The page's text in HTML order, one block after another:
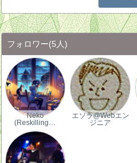
フォロワー(5人)
Neko
(Reskilling…
エソラ@Webエン
ジニア